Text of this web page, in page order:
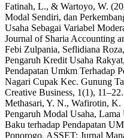
Fatinah, L., & Wartoyo, W.
Modal Sendiri, dan
Usaha Sebagai Variabel
Journal of Sharia Accounting
Febi Zulpania, Seflidiana
Pengaruh Kredit Usaha
Pendapatan Umkm Terhadap
Nagari Cupak Kec. Gunung
Creative Business, 1(1), 11–22.
Methasari, Y. N., Wafirotin,
Pengaruh Modal Usaha, Lama
Baku terhadap Pendapatan
Ponorogo. ASSET: Jurnal